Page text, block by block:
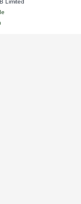
Limited